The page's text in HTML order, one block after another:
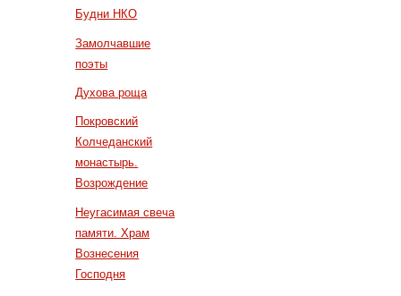
Будни НКО
Замолчавшие
поэты
Духова роща
Покровский
Колчеданский
монастырь.
Возрождение
Неугасимая свеча
памяти. Храм
Вознесения
Господня